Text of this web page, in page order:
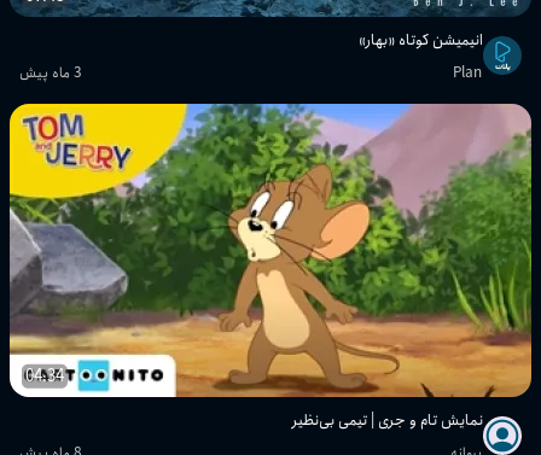
انیمیشن کوتاه «بهار»
Plan 3 ماه پیش
04:34
نمایش تام و جری | تیمی بی‌نظیر